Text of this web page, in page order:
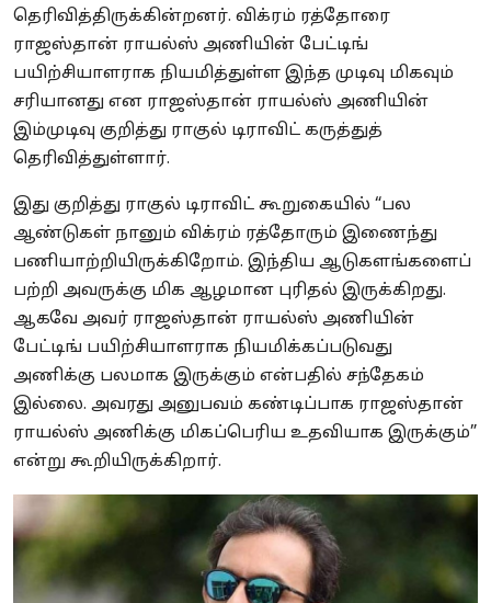
தெரிவித்திருக்கின்றனர். விக்ரம் ரத்தோரை
ராஜஸ்தான் ராயல்ஸ் அணியின் பேட்டிங்
பயிற்சியாளராக நியமித்துள்ள இந்த முடிவு மிகவும்
சரியானது என ராஜஸ்தான் ராயல்ஸ் அணியின்
இம்முடிவு குறித்து ராகுல் டிராவிட் கருத்துத்
தெரிவித்துள்ளார்.
இது குறித்து ராகுல் டிராவிட் கூறுகையில் “பல
ஆண்டுகள் நானும் விக்ரம் ரத்தோரும் இணைந்து
பணியாற்றியிருக்கிறோம். இந்திய ஆடுகளங்களைப்
பற்றி அவருக்கு மிக ஆழமான புரிதல் இருக்கிறது.
ஆகவே அவர் ராஜஸ்தான் ராயல்ஸ் அணியின்
பேட்டிங் பயிற்சியாளராக நியமிக்கப்படுவது
அணிக்கு பலமாக இருக்கும் என்பதில் சந்தேகம்
இல்லை. அவரது அனுபவம் கண்டிப்பாக ராஜஸ்தான்
ராயல்ஸ் அணிக்கு மிகப்பெரிய உதவியாக இருக்கும்”
என்று கூறியிருக்கிறார்.